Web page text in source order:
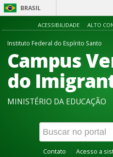
BRASIL
ACESSIBILIDADE ALTO
Instituto Federal do Espírito Santo
Campus
do
MINISTÉRIO DA EDUCAÇÃO
Contato Acesso a